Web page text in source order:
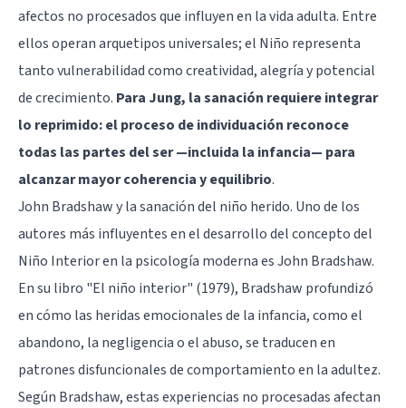
afectos no procesados que influyen en la vida adulta. Entre
ellos operan arquetipos universales; el Niño representa
tanto vulnerabilidad como creatividad, alegría y potencial
de crecimiento. Para Jung, la sanación requiere integrar
lo reprimido: el proceso de individuación reconoce
todas las partes del ser —incluida la infancia— para
alcanzar mayor coherencia y equilibrio.
John Bradshaw y la sanación del niño herido. Uno de los
autores más influyentes en el desarrollo del concepto del
Niño Interior en la psicología moderna es John Bradshaw.
En su libro "El niño interior" (1979), Bradshaw profundizó
en cómo las heridas emocionales de la infancia, como el
abandono, la negligencia o el abuso, se traducen en
patrones disfuncionales de comportamiento en la adultez.
Según Bradshaw, estas experiencias no procesadas afectan